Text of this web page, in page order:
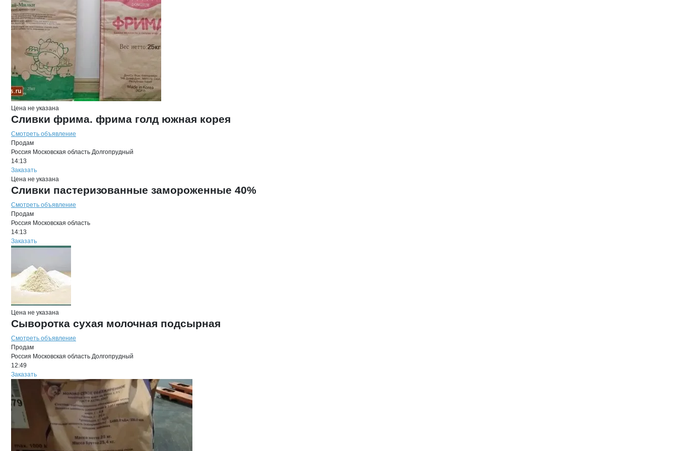
Цена не указана
Сливки фрима. фрима голд южная корея
Смотреть объявление
Продам
Россия Московская область Долгопрудный
14:13
Заказать
Цена не указана
Сливки пастеризованные замороженные 40%
Смотреть объявление
Продам
Россия Московская область
14:13
Заказать
Цена не указана
Сыворотка сухая молочная подсырная
Смотреть объявление
Продам
Россия Московская область Долгопрудный
12:49
Заказать